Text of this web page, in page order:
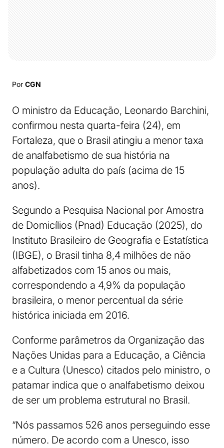
Por CGN
O ministro da Educação, Leonardo Barchini,
confirmou nesta quarta-feira (24), em
Fortaleza, que o Brasil atingiu a menor taxa
de analfabetismo de sua história na
população adulta do país (acima de 15
anos).
Segundo a Pesquisa Nacional por Amostra
de Domicílios (Pnad) Educação (2025), do
Instituto Brasileiro de Geografia e Estatística
(IBGE), o Brasil tinha 8,4 milhões de não
alfabetizados com 15 anos ou mais,
correspondendo a 4,9% da população
brasileira, o menor percentual da série
histórica iniciada em 2016.
Conforme parâmetros da Organização das
Nações Unidas para a Educação, a Ciência
e a Cultura (Unesco) citados pelo ministro, o
patamar indica que o analfabetismo deixou
de ser um problema estrutural no Brasil.
“Nós passamos 526 anos perseguindo esse
número. De acordo com a Unesco, isso